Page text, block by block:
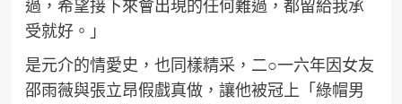
過，希望接下來會出現的任何難過，都留給我承
受就好。」
是元介的情愛史，也同樣精采，二○一六年因女友
邵雨薇與張立昂假戲真做，讓他被冠上「綠帽男